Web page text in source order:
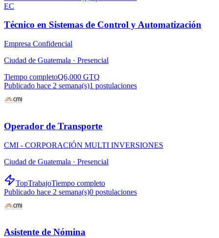
EC
Técnico en Sistemas de Control y Automatización
Empresa Confidencial
Ciudad de Guatemala · Presencial
Tiempo completoQ6,000 GTQ
Publicado hace 2 semana(s)1 postulaciones
Operador de Transporte
CMI - CORPORACIÓN MULTI INVERSIONES
Ciudad de Guatemala · Presencial
TopTrabajoTiempo completo
Publicado hace 2 semana(s)0 postulaciones
Asistente de Nómina